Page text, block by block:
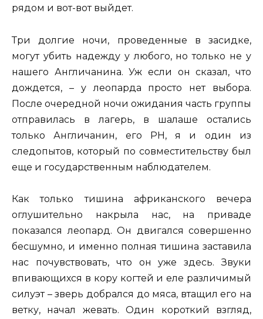
рядом и вот-вот выйдет.
Три долгие ночи, проведенные в засидке,
могут убить надежду у любого, но только не у
нашего Англичанина. Уж если он сказал, что
дождется, – у леопарда просто нет выбора.
После очередной ночи ожидания часть группы
отправилась в лагерь, в шалаше остались
только Англичанин, его PH, я и один из
следопытов, который по совместительству был
еще и государственным наблюдателем.
Как только тишина африканского вечера
оглушительно накрыла нас, на приваде
показался леопард. Он двигался совершенно
бесшумно, и именно полная тишина заставила
нас почувствовать, что он уже здесь. Звуки
впивающихся в кору когтей и еле различимый
силуэт – зверь добрался до мяса, втащил его на
ветку, начал жевать. Один короткий взгляд,